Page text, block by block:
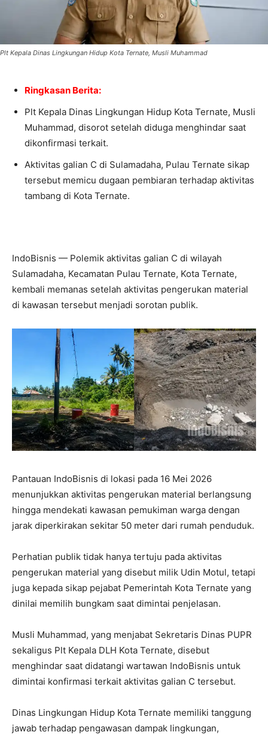
Plt Kepala Dinas Lingkungan Hidup Kota Ternate, Musli Muhammad
Ringkasan Berita:
Plt Kepala Dinas Lingkungan Hidup Kota Ternate, Musli
Muhammad, disorot setelah diduga menghindar saat
dikonfirmasi terkait.
Aktivitas galian C di Sulamadaha, Pulau Ternate sikap
tersebut memicu dugaan pembiaran terhadap aktivitas
tambang di Kota Ternate.
IndoBisnis — Polemik aktivitas galian C di wilayah
Sulamadaha, Kecamatan Pulau Ternate, Kota Ternate,
kembali memanas setelah aktivitas pengerukan material
di kawasan tersebut menjadi sorotan publik.
Pantauan IndoBisnis di lokasi pada 16 Mei 2026
menunjukkan aktivitas pengerukan material berlangsung
hingga mendekati kawasan pemukiman warga dengan
jarak diperkirakan sekitar 50 meter dari rumah penduduk.
Perhatian publik tidak hanya tertuju pada aktivitas
pengerukan material yang disebut milik Udin Motul, tetapi
juga kepada sikap pejabat Pemerintah Kota Ternate yang
dinilai memilih bungkam saat dimintai penjelasan.
Musli Muhammad, yang menjabat Sekretaris Dinas PUPR
sekaligus Plt Kepala DLH Kota Ternate, disebut
menghindar saat didatangi wartawan IndoBisnis untuk
dimintai konfirmasi terkait aktivitas galian C tersebut.
Dinas Lingkungan Hidup Kota Ternate memiliki tanggung
jawab terhadap pengawasan dampak lingkungan,